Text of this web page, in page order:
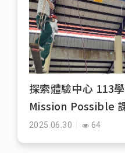
探索體驗中心 113
Mission Possible
2025.06.30 64